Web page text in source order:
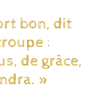
bon, dit
:
de grâce,
»